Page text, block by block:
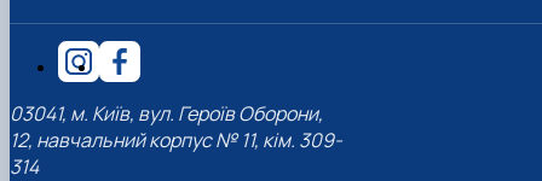
03041, м. Київ, вул. Героїв Оборони,
12, навчальний корпус № 11, кім. 309-
314